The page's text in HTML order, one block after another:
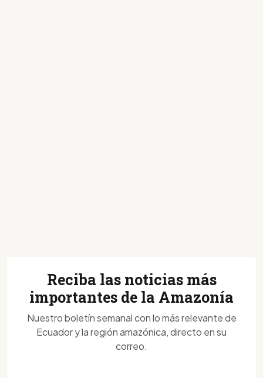
Reciba las noticias más
importantes de la Amazonía
Nuestro boletín semanal con lo más relevante de
Ecuador y la región amazónica, directo en su
correo.